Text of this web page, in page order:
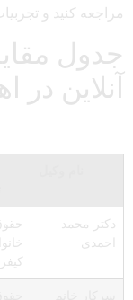
مراجعه کنید و
جدول
آنلاین در
دکتر محمد
احمدی